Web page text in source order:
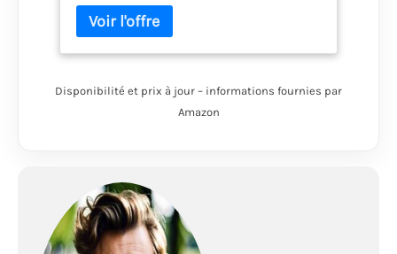
ajustement pour les pieds de largeur
moyenne : nos formes sont le secret d'un
parfaite entre la dernière technologie et
l'artisanat traditionnel
Disponibilité et prix à jour – informations fournies par
Amazon